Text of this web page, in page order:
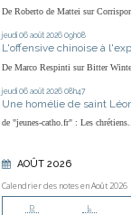
De Roberto de Mattei sur
jeudi 06 août 2026 09h08
L'offensive chinoise à
De Marco Respinti sur Bitter
jeudi 06 août 2026 08h47
Une homélie de saint
de "jeunes-catho.fr" : Les
AOÛT 2026
Calendrier des notes en Août 2026
D L